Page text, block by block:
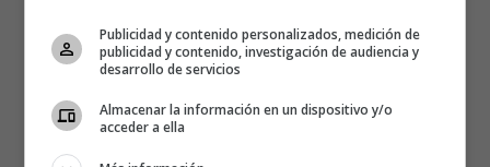
Publicidad y contenido personalizados, medición de
publicidad y contenido, investigación de audiencia y
desarrollo de servicios
Almacenar la información en un dispositivo y/o
acceder a ella